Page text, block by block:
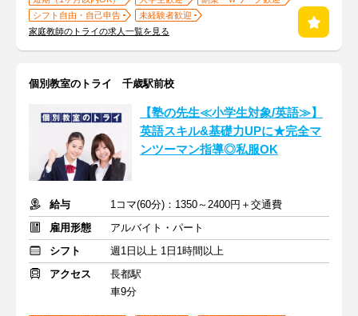
シフト自由・自己申告
未経験者歓迎
家庭教師のトライの求人一覧を見る
個別教室のトライ 千歳駅前校
【塾の先生≪小学生対象/英語≫】
英語スキル&基礎力UPに★完全マ
ンツーマン指導◎私服OK
給与
1コマ(60分)：1350～2400円＋交通費
雇用形態
アルバイト・パート
シフト
週1日以上 1日1時間以上
アクセス
長都駅
車9分